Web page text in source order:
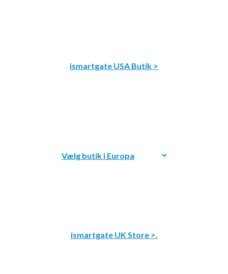
ismartgate USA Butik >
ismartgate UK Store >.